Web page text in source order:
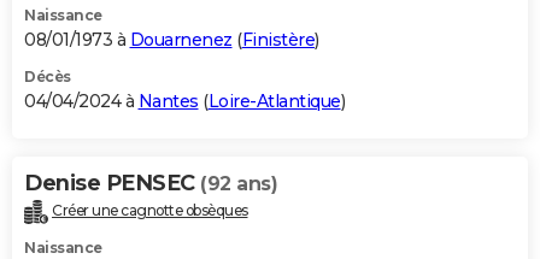
Naissance
08/01/1973 à Douarnenez (Finistère)
Décès
04/04/2024 à Nantes (Loire-Atlantique)
Denise PENSEC (92 ans)
Créer une cagnotte obsèques
Naissance